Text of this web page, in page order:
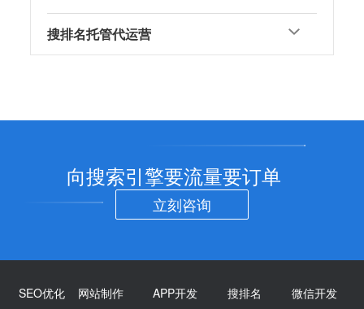
搜排名托管代运营
向搜索引擎要流量要订单
立刻咨询
SEO优化 网站制作 APP开发 搜排名 微信开发